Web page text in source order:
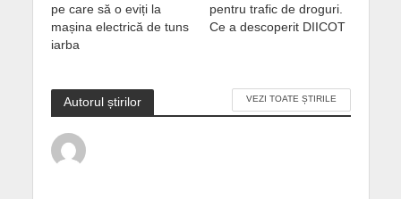
pe care să o eviți la
mașina electrică de tuns
iarba
pentru trafic de droguri.
Ce a descoperit DIICOT
Autorul știrilor VEZI TOATE ȘTIRILE